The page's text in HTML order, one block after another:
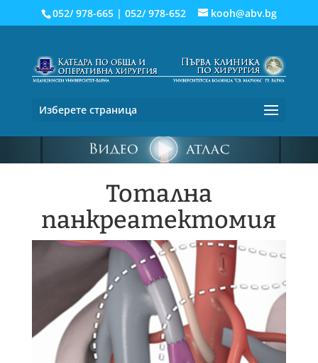
052/ 978-665| 052/ 978-652 kooh@abv.bg
Изберете страница
Тотална
панкреатектомия